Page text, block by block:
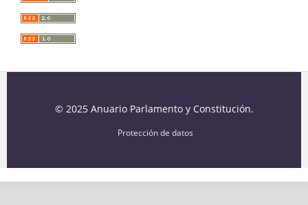
© 2025 Anuario Parlamento y Constitución.
Protección de datos